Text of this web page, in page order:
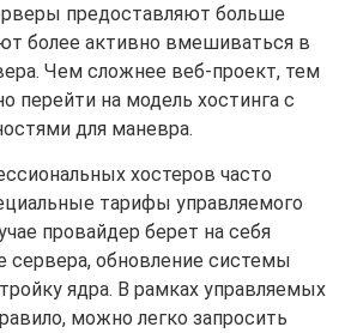
предоставляют больше
более активно вмешиваться в
Чем сложнее веб-проект, тем
перейти на модель хостинга с
для маневра.
хостеров часто
тарифы управляемого
провайдер берет на себя
сервера, обновление системы
ядра. В рамках управляемых
можно легко запросить